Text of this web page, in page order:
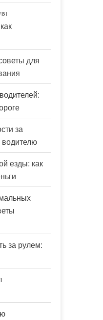
для
за
водителю
езды: как
за рулем: